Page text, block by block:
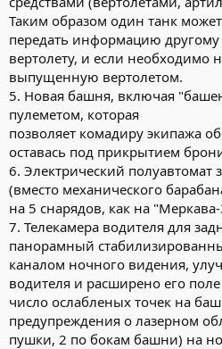
Таким образом один танк
передать информацию другому
вертолету, и если необходимо
выпущенную вертолетом.
5. Новая башня, включая
пулеметом, которая
позволяет комадиру экипажа
оставась под прикрытием
6. Электрический полуавтомат
(вместо механического
на 5 снарядов, как на
7. Телекамера водителя для
панорамный
каналом ночного видения,
водителя и расширено его
число ослабленых точек на
предупреждения о лазерном
пушки, 2 по бокам башни) на